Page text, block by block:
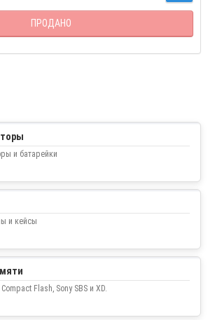
ПРОДАНО
и батарейки
и кейсы
Compact Flash, Sony SBS и XD.